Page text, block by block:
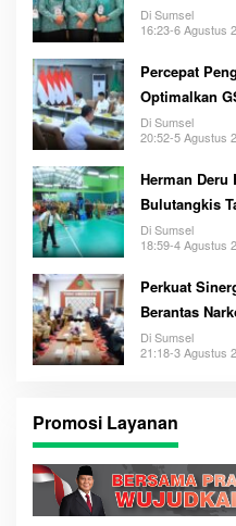
Di Sumsel
16:23-6 Agustus
Percepat
Optimalkan
Di Sumsel
20:52-5 Agustus
Herman Deru
Bulutangkis
Di Sumsel
18:59-4 Agustus
Perkuat
Berantas
Di Sumsel
21:18-3 Agustus
Promosi Layanan